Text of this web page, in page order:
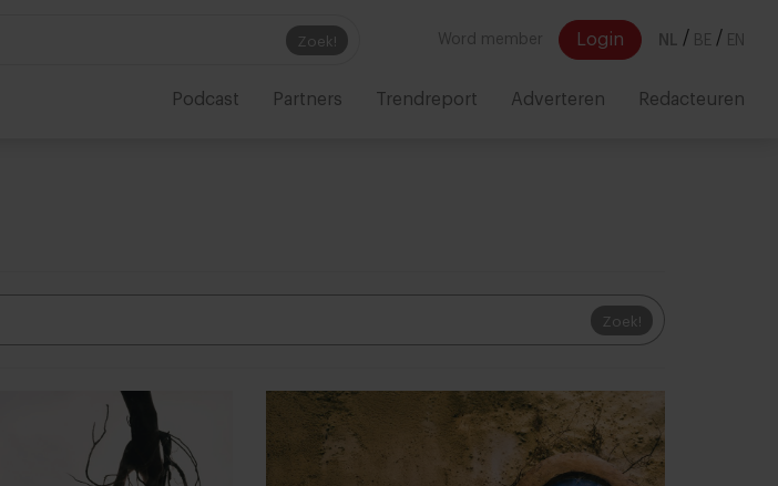
Zoek! Word member Login NL / BE / EN
Podcast Partners Trendreport Adverteren Redacteuren
Zoek!